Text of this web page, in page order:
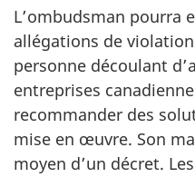
L’ombudsman pourra
allégations de
personne découlant
entreprises
recommander des
mise en œuvre. Son
moyen d’un décret.